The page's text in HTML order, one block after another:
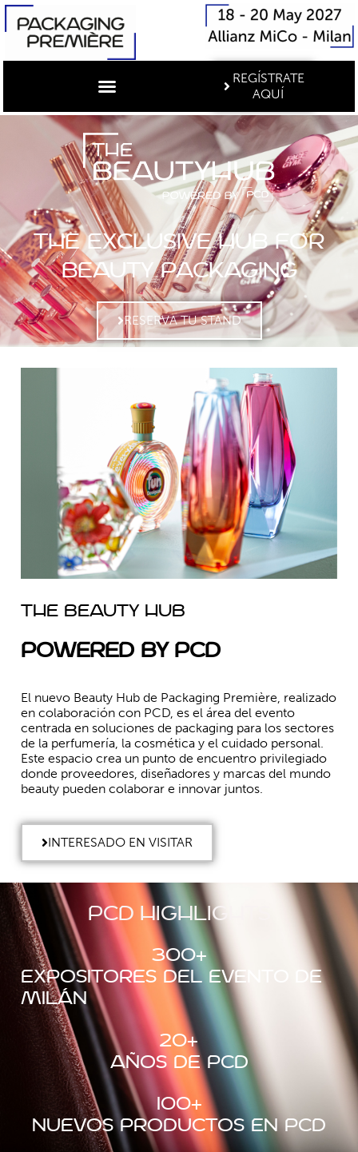
REGÍSTRATE
AQUÍ
THE EXCLUSIVE HUB FOR
BEAUTY PACKAGING
RESERVA TU STAND
THE BEAUTY HUB
Powered by PCD
El nuevo Beauty Hub de Packaging Première, realizado
en colaboración con PCD, es el área del evento
centrada en soluciones de packaging para los sectores
de la perfumería, la cosmética y el cuidado personal.
Este espacio crea un punto de encuentro privilegiado
donde proveedores, diseñadores y marcas del mundo
beauty pueden colaborar e innovar juntos.
INTERESADO EN VISITAR
PCD highlights
Expositores del evento de
Milán
300+
años de PCD
20+
nuevos productos en PCD
100+